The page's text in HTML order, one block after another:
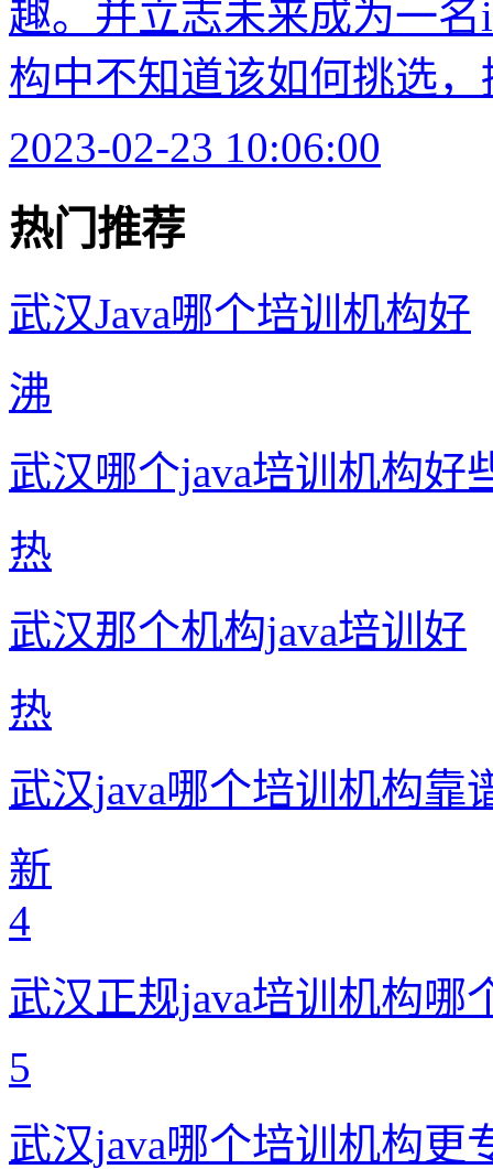
趣。并立志未来成为一
构中不知道该如何挑选
2023-02-23 10:06:00
热门推荐
武汉Java哪个培训机构好
沸
武汉哪个java培训机构好
热
武汉那个机构java培训好
热
武汉java哪个培训机构靠
新
4
武汉正规java培训机构哪
5
武汉java哪个培训机构更